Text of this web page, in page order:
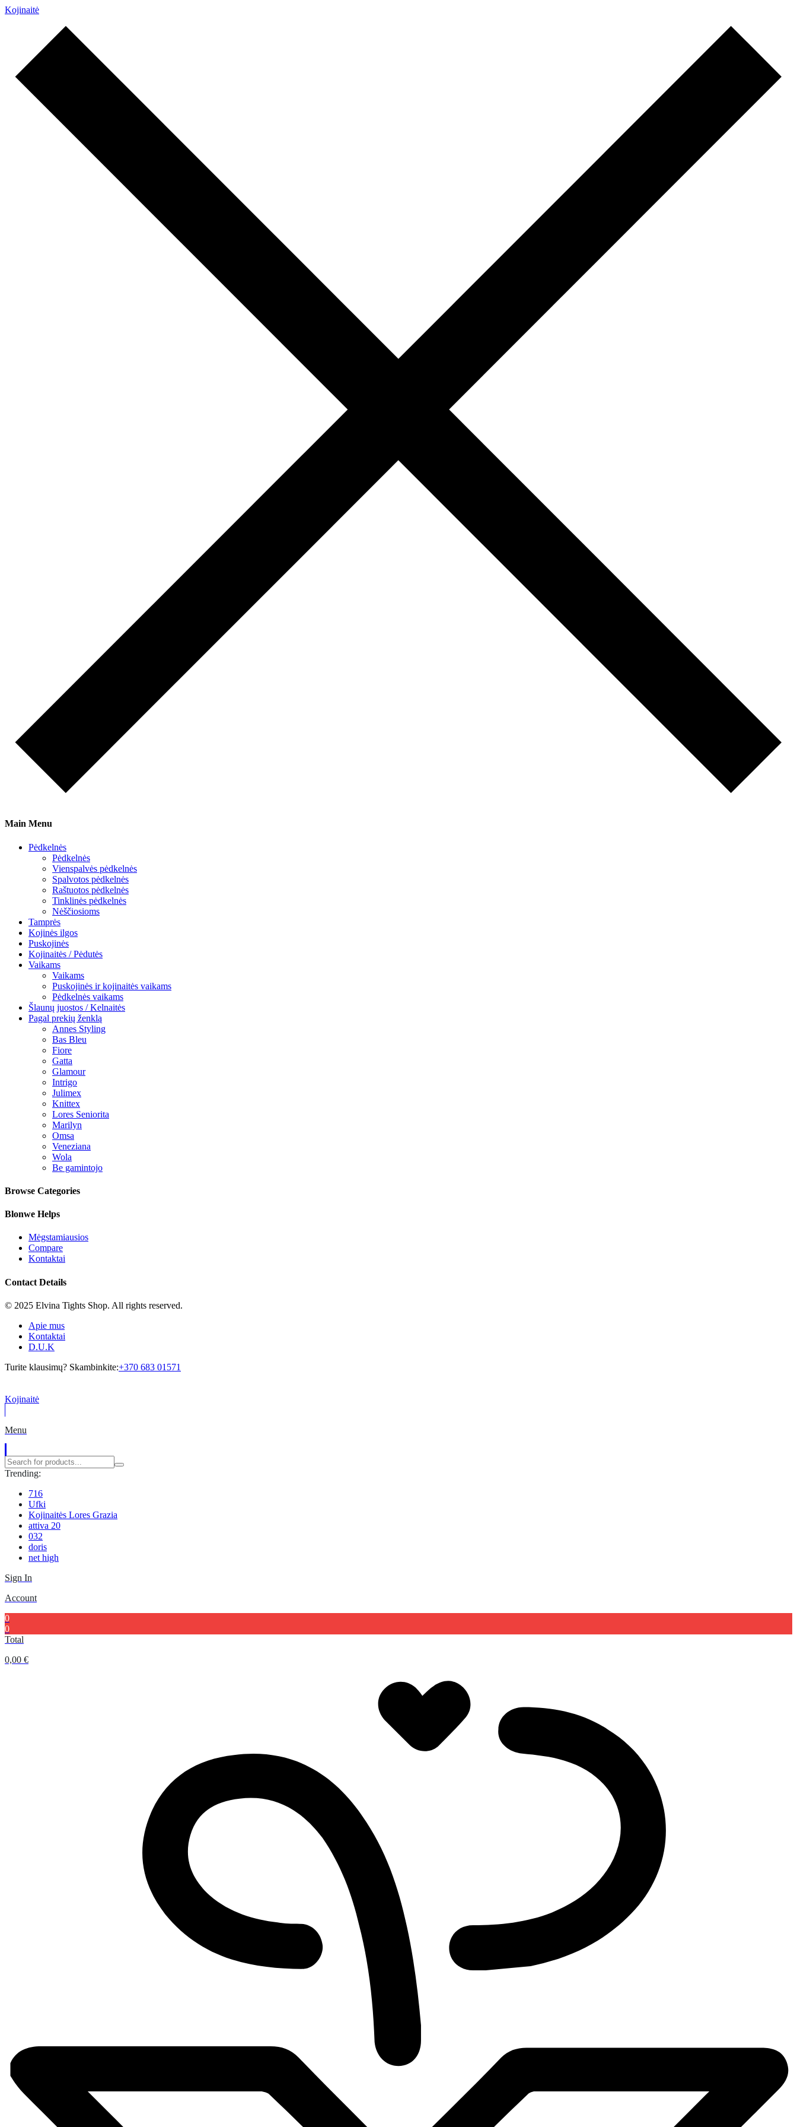
Kojinaitė
Main Menu
Pėdkelnės
Pėdkelnės
Vienspalvės pėdkelnės
Spalvotos pėdkelnės
Raštuotos pėdkelnės
Tinklinės pėdkelnės
Nėščiosioms
Tamprės
Kojinės ilgos
Puskojinės
Kojinaitės / Pėdutės
Vaikams
Vaikams
Puskojinės ir kojinaitės vaikams
Pėdkelnės vaikams
Šlaunų juostos / Kelnaitės
Pagal prekių ženklą
Annes Styling
Bas Bleu
Fiore
Gatta
Glamour
Intrigo
Julimex
Knittex
Lores Seniorita
Marilyn
Omsa
Veneziana
Wola
Be gamintojo
Browse Categories
Blonwe Helps
Mėgstamiausios
Compare
Kontaktai
Contact Details
© 2025 Elvina Tights Shop. All rights reserved.
Apie mus
Kontaktai
D.U.K
Turite klausimų? Skambinkite:+370 683 01571
Kojinaitė
Menu
Trending:
716
Ufki
Kojinaitės Lores Grazia
attiva 20
032
doris
net high
Sign In
Account
0
0
Total
0,00 €